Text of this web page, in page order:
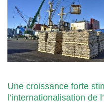
Une croissance forte
l’internationalisation de